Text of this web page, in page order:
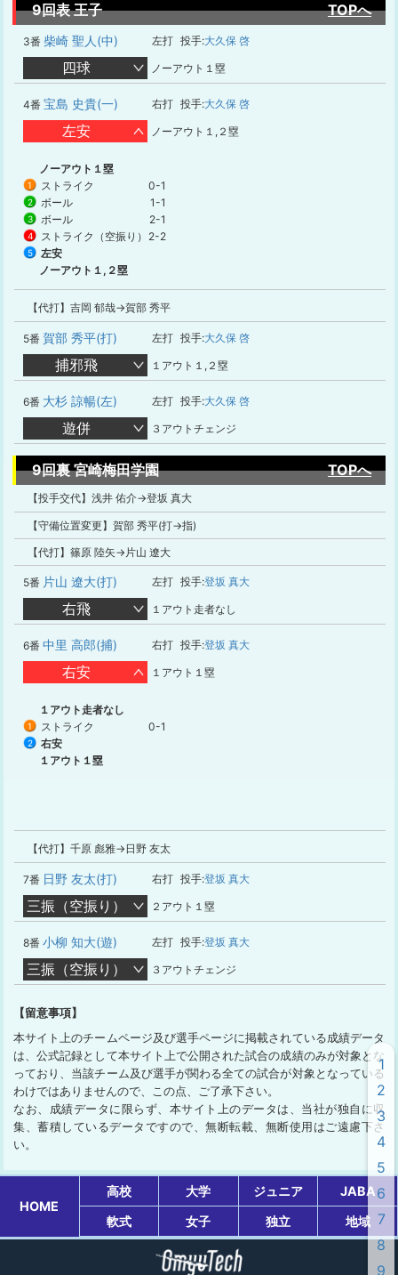
9回表 王子 TOPへ
3番 柴崎 聖人(中) 左打 投手:大久保 啓
四球 ノーアウト１塁
4番 宝島 史貴(一) 右打 投手:大久保 啓
左安 ノーアウト１,２塁
ノーアウト１塁
1 ストライク 0-1
2 ボール 1-1
3 ボール 2-1
4 ストライク（空振り） 2-2
5
左安
ノーアウト１,２塁
【代打】吉岡 郁哉→賀部 秀平
5番 賀部 秀平(打) 左打 投手:大久保 啓
捕邪飛 １アウト１,２塁
6番 大杉 諒暢(左) 左打 投手:大久保 啓
遊併 ３アウトチェンジ
9回裏 宮崎梅田学園 TOPへ
【投手交代】浅井 佑介→登坂 真大
【守備位置変更】賀部 秀平(打→指)
【代打】篠原 陸矢→片山 遼大
5番 片山 遼大(打) 左打 投手:登坂 真大
右飛 １アウト走者なし
6番 中里 高郎(捕) 右打 投手:登坂 真大
右安 １アウト１塁
１アウト走者なし
1 ストライク 0-1
2
右安
１アウト１塁
【代打】千原 彪雅→日野 友太
7番 日野 友太(打) 右打 投手:登坂 真大
三振（空振り） ２アウト１塁
8番 小柳 知大(遊) 左打 投手:登坂 真大
三振（空振り） ３アウトチェンジ
【留意事項】
本サイト上のチームページ及び選手ページに掲載されている成績データ
は、公式記録として本サイト上で公開された試合の成績のみが対象とな
っており、当該チーム及び選手が関わる全ての試合が対象となっている
わけではありませんので、この点、ご了承下さい。
なお、成績データに限らず、本サイト上のデータは、当社が独自に収
集、蓄積しているデータですので、無断転載、無断使用はご遠慮下さ
い。
HOME
高校 大学 ジュニア
JABA
軟式
女子 独立 地域
1
2
3
4
5
6
7
8
9